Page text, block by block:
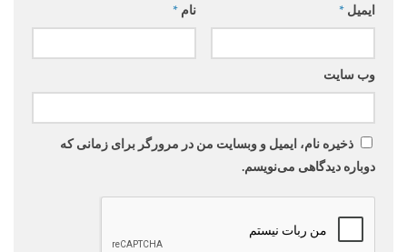
نام * ایمیل *
وب‌ سایت
ذخیره نام، ایمیل و وبسایت من در مرورگر برای زمانی که
دوباره دیدگاهی می‌نویسم.